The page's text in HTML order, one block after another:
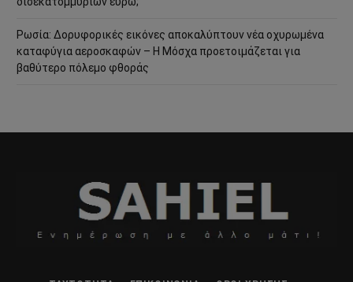
Ρωσία: Δορυφορικές εικόνες αποκαλύπτουν νέα οχυρωμένα
καταφύγια αεροσκαφών – Η Μόσχα προετοιμάζεται για
βαθύτερο πόλεμο φθοράς